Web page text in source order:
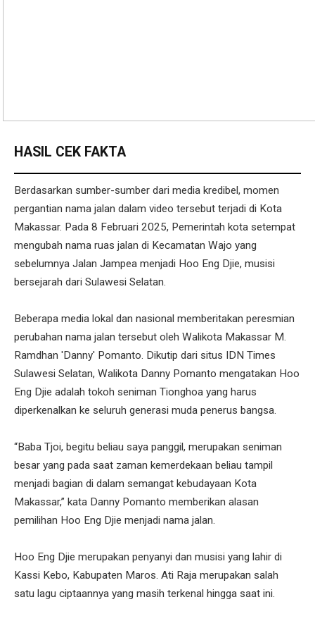
HASIL CEK FAKTA
Berdasarkan sumber-sumber dari media kredibel, momen
pergantian nama jalan dalam video tersebut terjadi di Kota
Makassar. Pada 8 Februari 2025, Pemerintah kota setempat
mengubah nama ruas jalan di Kecamatan Wajo yang
sebelumnya Jalan Jampea menjadi Hoo Eng Djie, musisi
bersejarah dari Sulawesi Selatan.
Beberapa media lokal dan nasional memberitakan peresmian
perubahan nama jalan tersebut oleh Walikota Makassar M.
Ramdhan 'Danny' Pomanto. Dikutip dari situs IDN Times
Sulawesi Selatan, Walikota Danny Pomanto mengatakan Hoo
Eng Djie adalah tokoh seniman Tionghoa yang harus
diperkenalkan ke seluruh generasi muda penerus bangsa.
“Baba Tjoi, begitu beliau saya panggil, merupakan seniman
besar yang pada saat zaman kemerdekaan beliau tampil
menjadi bagian di dalam semangat kebudayaan Kota
Makassar,” kata Danny Pomanto memberikan alasan
pemilihan Hoo Eng Djie menjadi nama jalan.
Hoo Eng Djie merupakan penyanyi dan musisi yang lahir di
Kassi Kebo, Kabupaten Maros. Ati Raja merupakan salah
satu lagu ciptaannya yang masih terkenal hingga saat ini.